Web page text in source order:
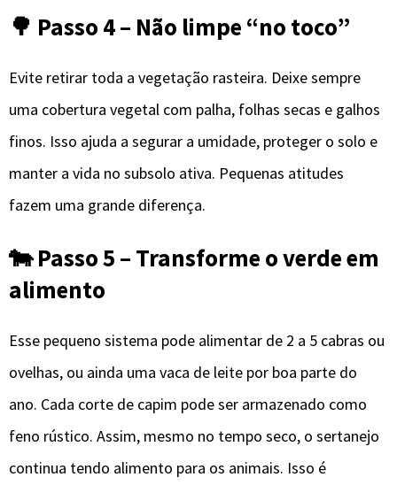
🌳 Passo 4 – Não limpe “no toco”
Evite retirar toda a vegetação rasteira. Deixe sempre
uma cobertura vegetal com palha, folhas secas e galhos
finos. Isso ajuda a segurar a umidade, proteger o solo e
manter a vida no subsolo ativa. Pequenas atitudes
fazem uma grande diferença.
🐄 Passo 5 – Transforme o verde em
alimento
Esse pequeno sistema pode alimentar de 2 a 5 cabras ou
ovelhas, ou ainda uma vaca de leite por boa parte do
ano. Cada corte de capim pode ser armazenado como
feno rústico. Assim, mesmo no tempo seco, o sertanejo
continua tendo alimento para os animais. Isso é